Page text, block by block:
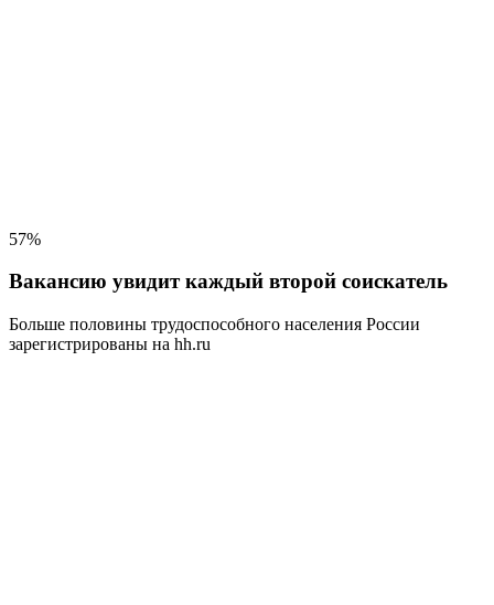
57%
Вакансию увидит каждый второй соискатель
Больше половины трудоспособного населения России
зарегистрированы на hh.ru